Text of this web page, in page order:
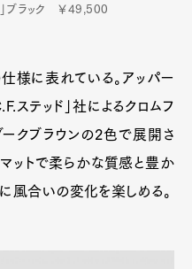
ブラック ￥49,500
様に表れている。アッパー
ステッド」社によるクロムフ
ークブラウンの2色で展開さ
マットで柔らかな質感と豊か
風合いの変化を楽しめる。